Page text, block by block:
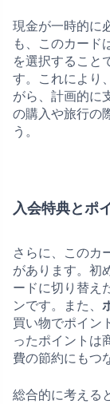
現金が一時的に
も、このカード
を選択すること
す。これにより
がら、計画的に
の購入や旅行の
う。
入会特典とポ
さらに、このカ
があります。初
ードに切り替え
ンです。また、
買い物でポイン
ったポイントは
費の節約にもつ
総合的に考える